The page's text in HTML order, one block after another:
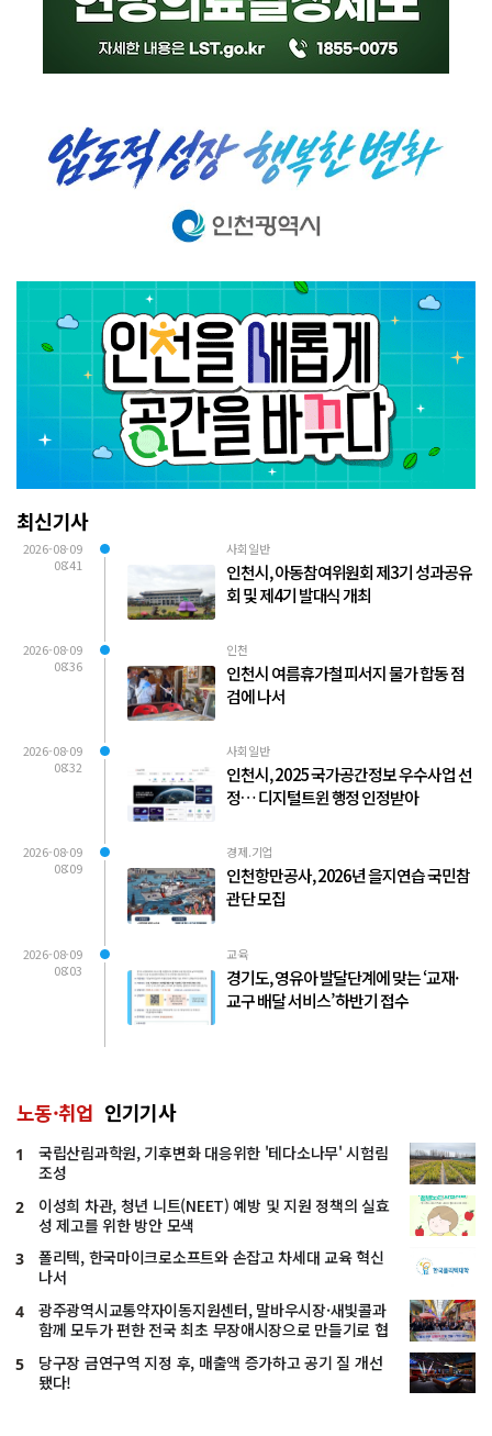
최신기사
2026-08-09
08:41
사회일반
인천시, 아동참여위원회 제3기 성과공유
회 및 제4기 발대식 개최
2026-08-09
08:36
인천
인천시 여름휴가철 피서지 물가 합동 점
검에 나서
2026-08-09
08:32
사회일반
인천시, 2025 국가공간정보 우수사업 선
정… 디지털트윈 행정 인정받아
2026-08-09
08:09
경제.기업
인천항만공사, 2026년 을지연습 국민참
관단 모집
2026-08-09
08:03
교육
경기도, 영유아 발달단계에 맞는 ‘교재·
교구 배달 서비스’ 하반기 접수
노동·취업 인기기사
1
국립산림과학원, 기후변화 대응위한 '테다소나무' 시험림
조성
2
이성희 차관, 청년 니트(NEET) 예방 및 지원 정책의 실효
성 제고를 위한 방안 모색
3
폴리텍, 한국마이크로소프트와 손잡고 차세대 교육 혁신
나서
4
광주광역시교통약자이동지원센터, 말바우시장·새빛콜과
함께 모두가 편한 전국 최초 무장애시장으로 만들기로 협
5
당구장 금연구역 지정 후, 매출액 증가하고 공기 질 개선
됐다!